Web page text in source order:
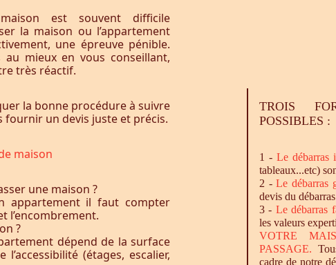
est souvent difficile
la maison ou l’appartement
une épreuve pénible.
mieux en vous conseillant,
très réactif.
la bonne procédure à suivre
un devis juste et précis.
maison
une maison ?
appartement il faut compter
l’encombrement.
?
dépend de la surface
(étages, escalier,
TROIS
POSSIBLES :
1 -Ledébarras
tableaux...etc)
2 -Ledébarras
devis du
3 - Ledébarras
les valeurs
VOTRE
PASSAGE.
cadre de notre